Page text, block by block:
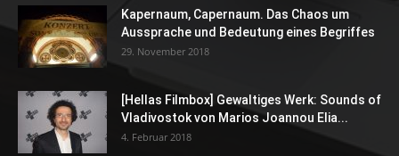
Kapernaum, Capernaum. Das Chaos um
Aussprache und Bedeutung eines Begriffes
29. November 2018
[Hellas Filmbox] Gewaltiges Werk: Sounds of
Vladivostok von Marios Joannou Elia...
4. Februar 2018